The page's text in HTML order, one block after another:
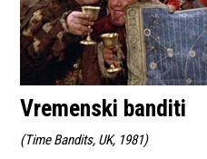
Vremenski banditi
(Time Bandits, UK, 1981)